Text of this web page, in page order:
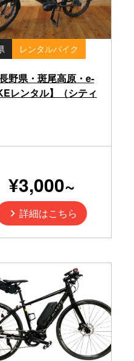
レンタルバイク
長野県・斑尾高原・e-
レンタル】（シティ
¥3,000~
詳細はこちら